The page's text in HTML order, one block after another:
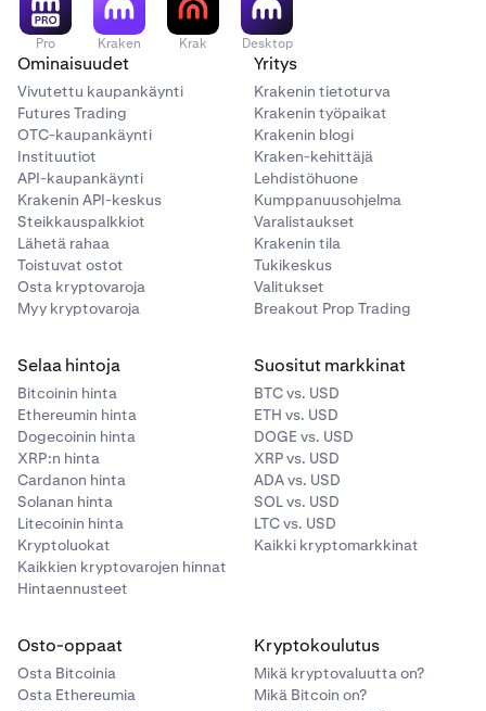
Pro Kraken Krak Desktop
Ominaisuudet
Vivutettu kaupankäynti
Futures Trading
OTC-kaupankäynti
Instituutiot
API-kaupankäynti
Krakenin API-keskus
Steikkauspalkkiot
Lähetä rahaa
Toistuvat ostot
Osta kryptovaroja
Myy kryptovaroja
Yritys
Krakenin tietoturva
Krakenin työpaikat
Krakenin blogi
Kraken-kehittäjä
Lehdistöhuone
Kumppanuusohjelma
Varalistaukset
Krakenin tila
Tukikeskus
Valitukset
Breakout Prop Trading
Selaa hintoja
Bitcoinin hinta
Ethereumin hinta
Dogecoinin hinta
XRP:n hinta
Cardanon hinta
Solanan hinta
Litecoinin hinta
Kryptoluokat
Kaikkien kryptovarojen hinnat
Hintaennusteet
Suositut markkinat
BTC vs. USD
ETH vs. USD
DOGE vs. USD
XRP vs. USD
ADA vs. USD
SOL vs. USD
LTC vs. USD
Kaikki kryptomarkkinat
Osto-oppaat
Osta Bitcoinia
Osta Ethereumia
Kryptokoulutus
Mikä kryptovaluutta on?
Mikä Bitcoin on?